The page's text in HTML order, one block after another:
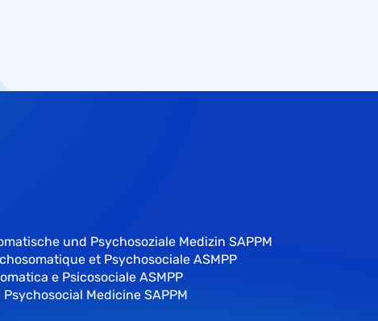
und Psychosoziale Medizin SAPPM
et Psychosociale ASMPP
e Psicosociale ASMPP
Medicine SAPPM